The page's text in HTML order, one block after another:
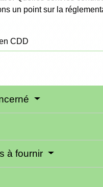
un point sur la
CDD
à fournir